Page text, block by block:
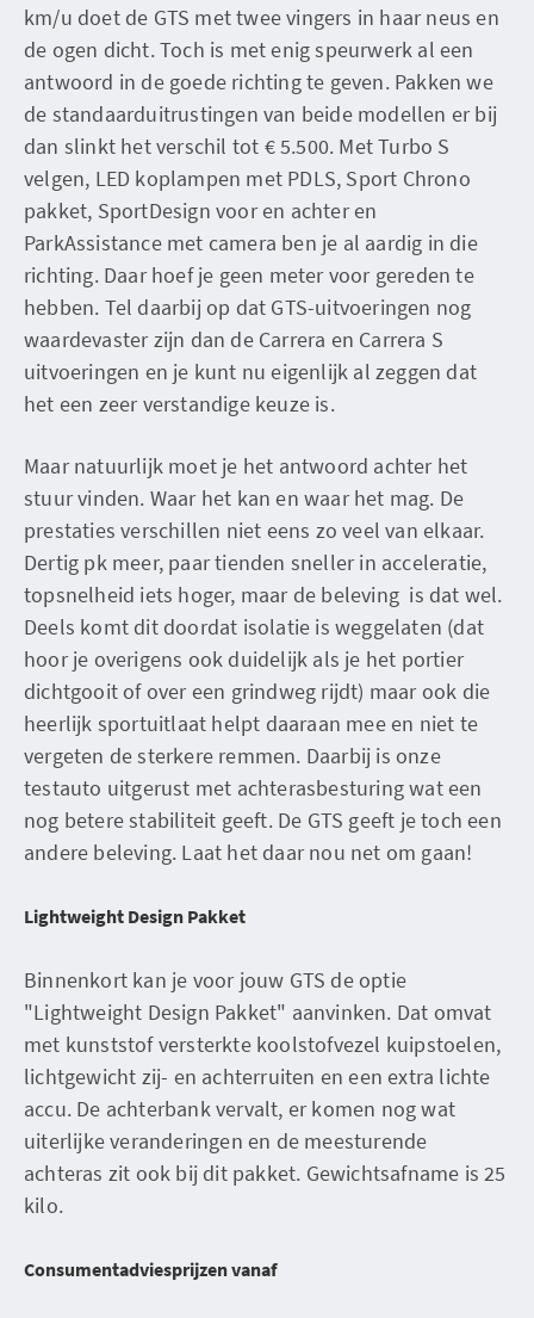
km/u doet de GTS met twee vingers in haar neus en
de ogen dicht. Toch is met enig speurwerk al een
antwoord in de goede richting te geven. Pakken we
de standaarduitrustingen van beide modellen er bij
dan slinkt het verschil tot € 5.500. Met Turbo S
velgen, LED koplampen met PDLS, Sport Chrono
pakket, SportDesign voor en achter en
ParkAssistance met camera ben je al aardig in die
richting. Daar hoef je geen meter voor gereden te
hebben. Tel daarbij op dat GTS-uitvoeringen nog
waardevaster zijn dan de Carrera en Carrera S
uitvoeringen en je kunt nu eigenlijk al zeggen dat
het een zeer verstandige keuze is.
Maar natuurlijk moet je het antwoord achter het
stuur vinden. Waar het kan en waar het mag. De
prestaties verschillen niet eens zo veel van elkaar.
Dertig pk meer, paar tienden sneller in acceleratie,
topsnelheid iets hoger, maar de beleving is dat wel.
Deels komt dit doordat isolatie is weggelaten (dat
hoor je overigens ook duidelijk als je het portier
dichtgooit of over een grindweg rijdt) maar ook die
heerlijk sportuitlaat helpt daaraan mee en niet te
vergeten de sterkere remmen. Daarbij is onze
testauto uitgerust met achterasbesturing wat een
nog betere stabiliteit geeft. De GTS geeft je toch een
andere beleving. Laat het daar nou net om gaan!
Lightweight Design Pakket
Binnenkort kan je voor jouw GTS de optie
"Lightweight Design Pakket" aanvinken. Dat omvat
met kunststof versterkte koolstofvezel kuipstoelen,
lichtgewicht zij- en achterruiten en een extra lichte
accu. De achterbank vervalt, er komen nog wat
uiterlijke veranderingen en de meesturende
achteras zit ook bij dit pakket. Gewichtsafname is 25
kilo.
Consumentadviesprijzen vanaf